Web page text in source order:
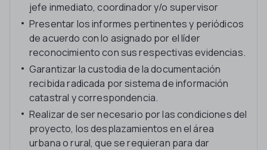
jefe inmediato, coordinador y/o supervisor
Presentar los informes pertinentes y periódicos
de acuerdo con lo asignado por el líder
reconocimiento con sus respectivas evidencias.
Garantizar la custodia de la documentación
recibida radicada por sistema de información
catastral y correspondencia.
Realizar de ser necesario por las condiciones del
proyecto, los desplazamientos en el área
urbana o rural, que se requieran para dar